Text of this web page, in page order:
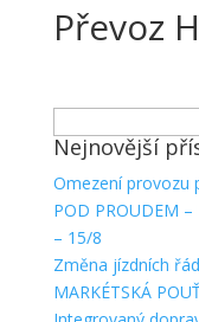
Převoz
Nejnovější
Omezení provozu
POD PROUDEM –
– 15/8
Změna jízdních
MARKÉTSKÁ